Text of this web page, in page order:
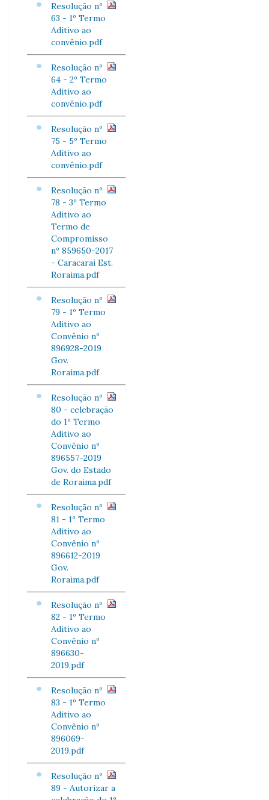
Resolução nº
63 - 1º Termo
Aditivo ao
convênio.pdf
Resolução nº
64 - 2º Termo
Aditivo ao
convênio.pdf
Resolução nº
75 - 5º Termo
Aditivo ao
convênio.pdf
Resolução nº
78 - 3º Termo
Aditivo ao
Termo de
Compromisso
nº 859650-2017
- Caracaraí Est.
Roraima.pdf
Resolução nº
79 - 1º Termo
Aditivo ao
Convênio nº
896928-2019
Gov.
Roraima.pdf
Resolução nº
80 - celebração
do 1º Termo
Aditivo ao
Convênio nº
896557-2019
Gov. do Estado
de Roraima.pdf
Resolução nº
81 - 1º Termo
Aditivo ao
Convênio nº
896612-2019
Gov.
Roraima.pdf
Resolução nº
82 - 1º Termo
Aditivo ao
Convênio nº
896630-
2019.pdf
Resolução nº
83 - 1º Termo
Aditivo ao
Convênio nº
896069-
2019.pdf
Resolução nº
89 - Autorizar a